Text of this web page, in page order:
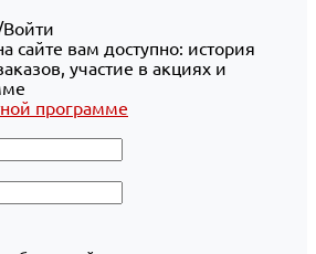
Войти
сайте вам доступно: история
участие в акциях и
программе